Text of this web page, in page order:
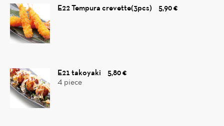
E22 Tempura crevette(3pcs) 5,90 €
E21 takoyaki
5,80 €
4 piece